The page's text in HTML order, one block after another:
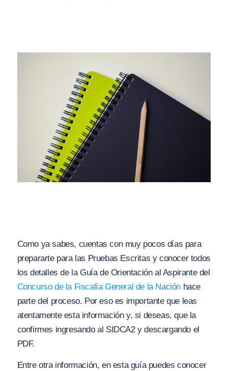
Como ya sabes, cuentas con muy pocos días para
prepararte para las Pruebas Escritas y conocer todos
los detalles de la Guía de Orientación al Aspirante del
Concurso de la Fiscalía General de la Nación hace
parte del proceso. Por eso es importante que leas
atentamente esta información y, si deseas, que la
confirmes ingresando al SIDCA2 y descargando el
PDF.
Entre otra información, en esta guía puedes conocer